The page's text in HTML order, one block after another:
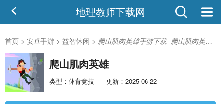
地理教师下载网
首页 > 安卓手游 > 益智休闲 > 爬山肌肉英雄手游下载_爬山肌肉英雄v1.0.4安卓版
爬山肌肉英雄
类型：体育竞技 更新：2025-06-22